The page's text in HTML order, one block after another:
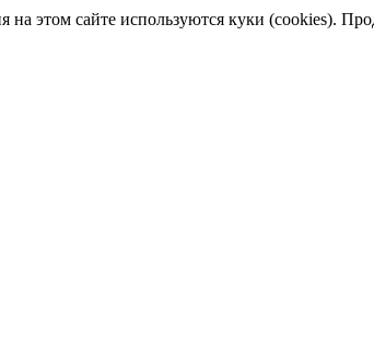
этом сайте используются куки (cookies).